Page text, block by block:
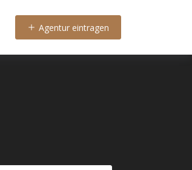
Agentur eintragen